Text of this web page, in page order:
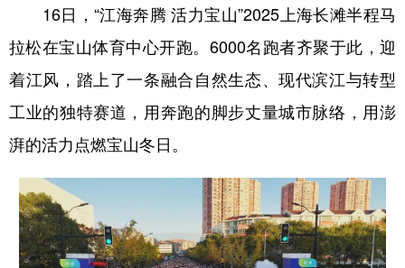
16日，“江海奔腾 活力宝山”2025上海长滩半程马
拉松在宝山体育中心开跑。6000名跑者齐聚于此，迎
着江风，踏上了一条融合自然生态、现代滨江与转型
工业的独特赛道，用奔跑的脚步丈量城市脉络，用澎
湃的活力点燃宝山冬日。